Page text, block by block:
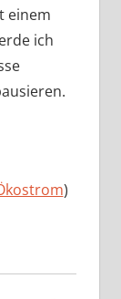
einem
ich
)